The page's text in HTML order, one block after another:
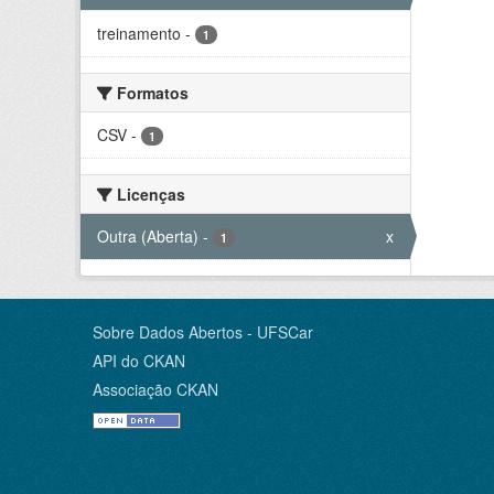
treinamento - 1
Formatos
CSV - 1
Licenças
Outra (Aberta) - 1 x
Sobre Dados Abertos - UFSCar
API do CKAN
Associação CKAN